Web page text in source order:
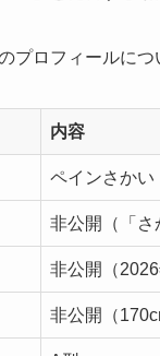
プロフィールに
内容
ペインさかい
非公開（「さ
非公開（
非公開（